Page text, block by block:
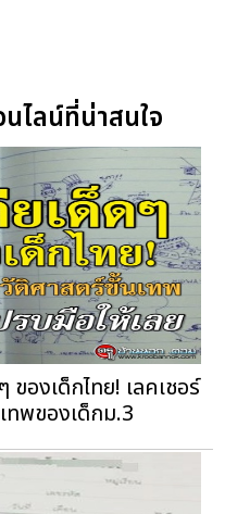
ไลน์ที่น่าสนใจ
ของเด็กไทย! เลคเชอร์
ทพของเด็กม.3